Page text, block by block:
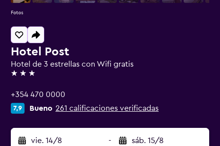
Hotel Post
Hotel de 3 estrellas con Wifi gratis
3 estrellas
+354 470 0000
7,9 Bueno 261 calificaciones verificadas
vie. 14/8 - sáb. 15/8
Fotos